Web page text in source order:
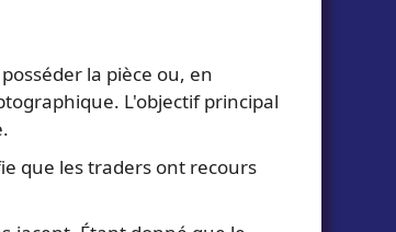
la pièce ou, en
L'objectif principal
que les traders ont recours